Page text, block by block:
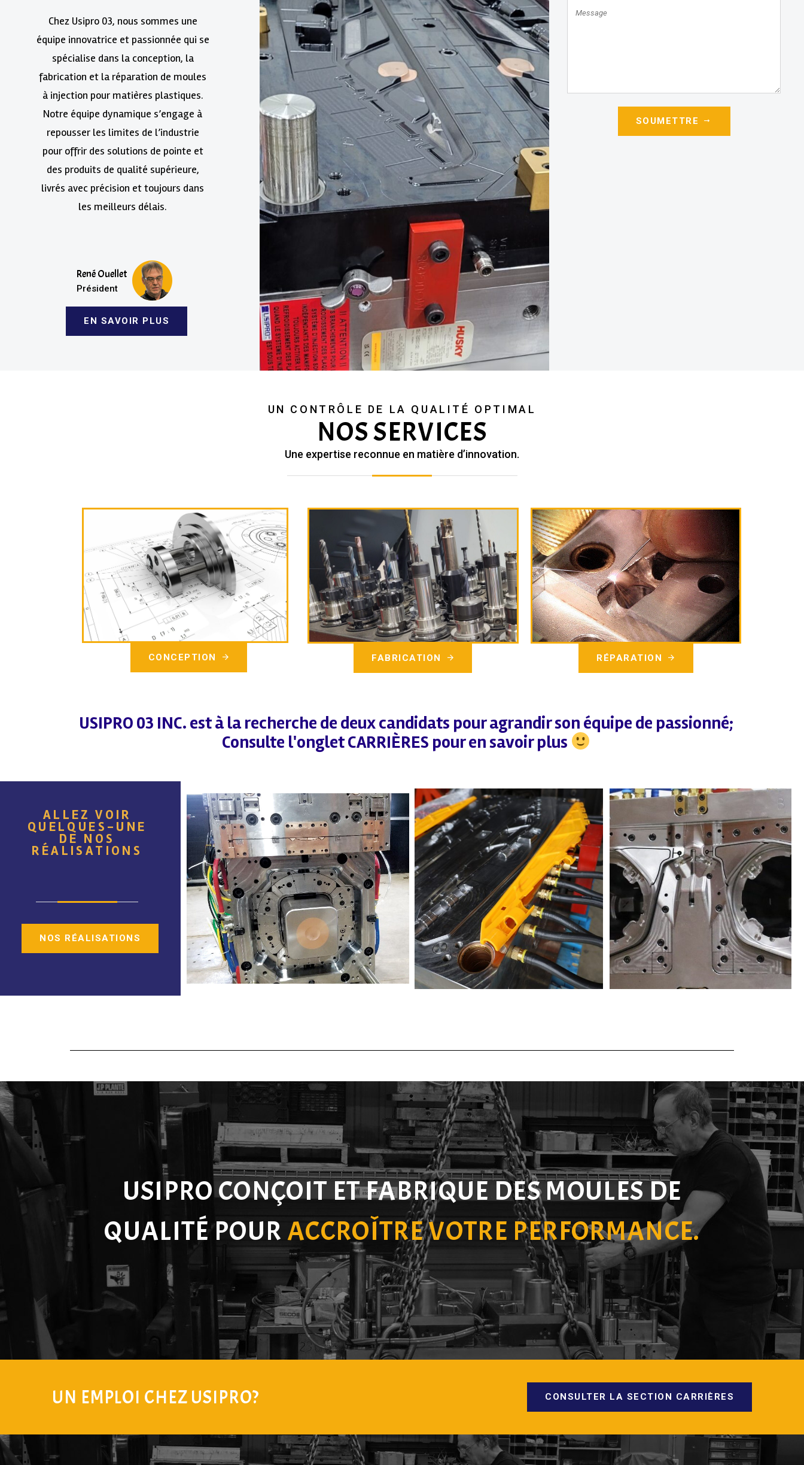
Chez Usipro 03, nous sommes une
équipe innovatrice et passionnée qui se
spécialise dans la conception, la
fabrication et la réparation de moules
à injection pour matières plastiques.
Notre équipe dynamique s’engage à
repousser les limites de l’industrie
pour offrir des solutions de pointe et
des produits de qualité supérieure,
livrés avec précision et toujours dans
les meilleurs délais.
René Ouellet
Président
EN SAVOIR PLUS
SOUMETTRE
UN CONTRÔLE DE LA QUALITÉ OPTIMAL
NOS SERVICES
Une expertise reconnue en matière d’innovation.
CONCEPTION FABRICATION RÉPARATION
USIPRO 03 INC. est à la recherche de deux candidats pour agrandir son équipe de passionné;
Consulte l'onglet CARRIÈRES pour en savoir plus
ALLEZ VOIR
QUELQUES-UNE
DE NOS
RÉALISATIONS
NOS RÉALISATIONS
USIPRO CONÇOIT ET FABRIQUE DES MOULES DE
QUALITÉ POURACCROÎTRE VOTRE PERFORMANCE.
UN EMPLOI CHEZ USIPRO? CONSULTER LA SECTION CARRIÈRES